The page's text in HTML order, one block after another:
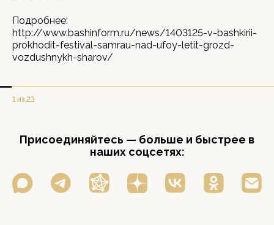
Подробнее:
http://www.bashinform.ru/news/1403125-v-bashkirii-
prokhodit-festival-samrau-nad-ufoy-letit-grozd-
vozdushnykh-sharov/
1 из 23
Присоединяйтесь — больше и быстрее в
наших соцсетях: